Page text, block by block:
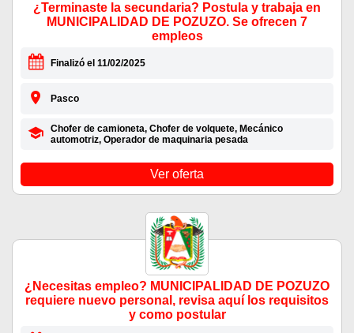
¿Terminaste la secundaria? Postula y trabaja en
MUNICIPALIDAD DE POZUZO. Se ofrecen 7
empleos
Finalizó el 11/02/2025
Pasco
Chofer de camioneta, Chofer de volquete, Mecánico
automotriz, Operador de maquinaria pesada
Ver oferta
¿Necesitas empleo? MUNICIPALIDAD DE POZUZO
requiere nuevo personal, revisa aquí los requisitos
y como postular